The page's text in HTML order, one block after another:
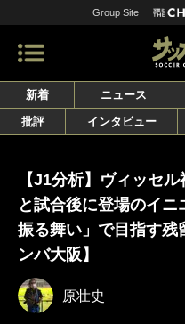
Group Site
新着 ニュース
批評
インタビュー
【J1分析】ヴィッセ
と試合後に登場のイ
振る舞い」で目指す残
ンバ大阪】
原壮史